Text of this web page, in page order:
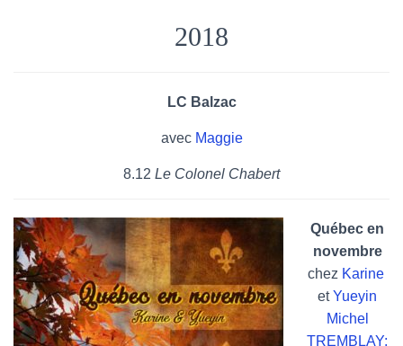
2018
LC Balzac
avec Maggie
8.12 Le Colonel Chabert
Québec en
novembre
chez Karine
etYueyin
Michel
TREMBLAY: